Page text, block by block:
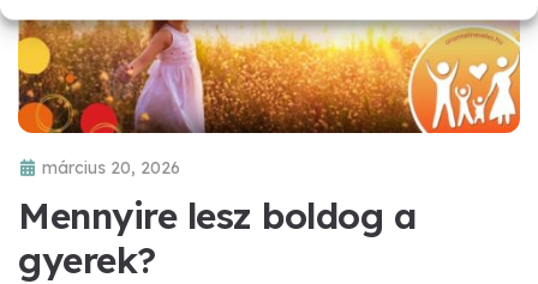
március 20, 2026
Mennyire lesz boldog a
gyerek?